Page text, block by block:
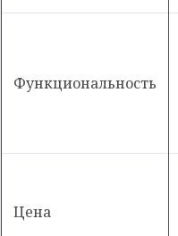
Функциональность
Цена